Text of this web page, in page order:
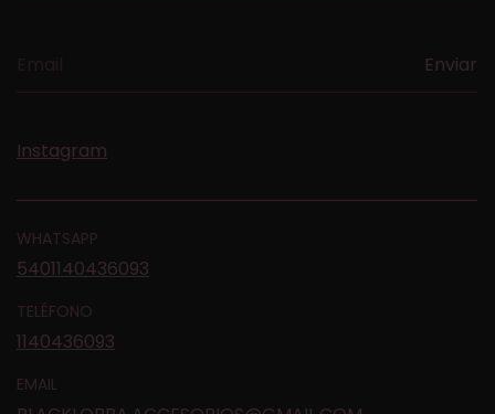
Instagram
WHATSAPP
5401140436093
TELÉFONO
1140436093
EMAIL